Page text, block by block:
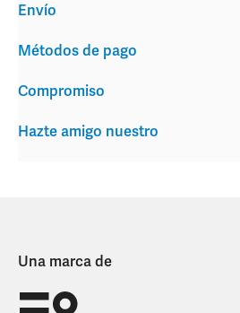
Envío
Métodos de pago
Compromiso
Hazte amigo nuestro
Una marca de